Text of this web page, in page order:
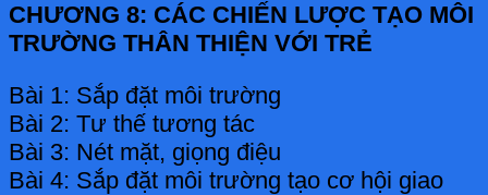
CHƯƠNG 8: CÁC CHIẾN LƯỢC TẠO MÔI
TRƯỜNG THÂN THIỆN VỚI TRẺ
Bài 1: Sắp đặt môi trường
Bài 2: Tư thế tương tác
Bài 3: Nét mặt, giọng điệu
Bài 4: Sắp đặt môi trường tạo cơ hội giao